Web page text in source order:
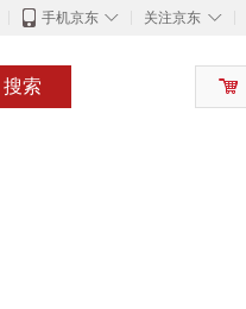
◇
手机京东 ◇
关注京东
搜索